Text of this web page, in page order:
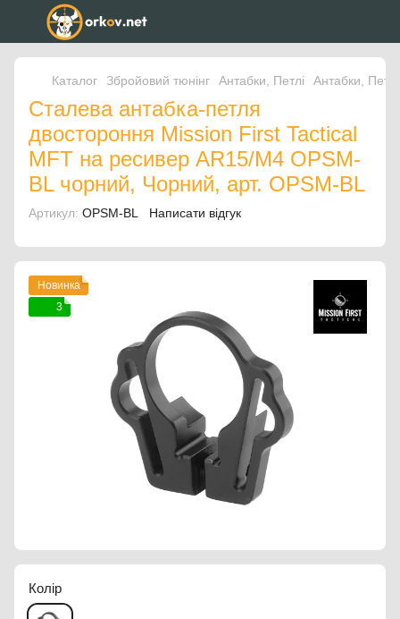
Каталог Збройовий тюнінг Антабки, Петлі Антабки,
Сталева антабка-петля
двостороння Mission First Tactical
MFT на ресивер AR15/M4 OPSM-
BL чорний, Чорний, арт. OPSM-BL
Артикул: OPSM-BL Написати відгук
Новинка
3
Колір